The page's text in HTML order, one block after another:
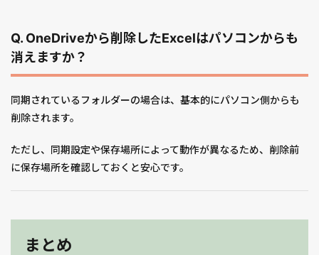
Q. OneDriveから削除したExcelはパソコンからも
消えますか？
同期されているフォルダーの場合は、基本的にパソコン側からも
削除されます。
ただし、同期設定や保存場所によって動作が異なるため、削除前
に保存場所を確認しておくと安心です。
まとめ